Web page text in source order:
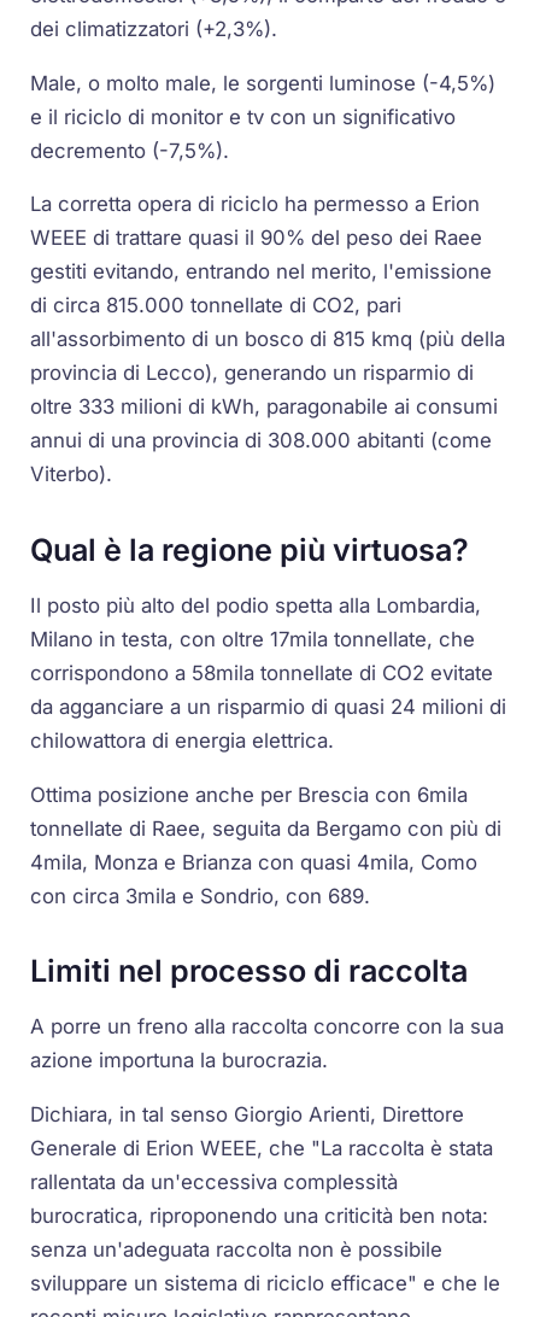
dei climatizzatori (+2,3%).
Male, o molto male, le sorgenti luminose (-4,5%)
e il riciclo di monitor e tv con un significativo
decremento (-7,5%).
La corretta opera di riciclo ha permesso a Erion
WEEE di trattare quasi il 90% del peso dei Raee
gestiti evitando, entrando nel merito, l'emissione
di circa 815.000 tonnellate di CO2, pari
all'assorbimento di un bosco di 815 kmq (più della
provincia di Lecco), generando un risparmio di
oltre 333 milioni di kWh, paragonabile ai consumi
annui di una provincia di 308.000 abitanti (come
Viterbo).
Qual è la regione più virtuosa?
Il posto più alto del podio spetta alla Lombardia,
Milano in testa, con oltre 17mila tonnellate, che
corrispondono a 58mila tonnellate di CO2 evitate
da agganciare a un risparmio di quasi 24 milioni di
chilowattora di energia elettrica.
Ottima posizione anche per Brescia con 6mila
tonnellate di Raee, seguita da Bergamo con più di
4mila, Monza e Brianza con quasi 4mila, Como
con circa 3mila e Sondrio, con 689.
Limiti nel processo di raccolta
A porre un freno alla raccolta concorre con la sua
azione importuna la burocrazia.
Dichiara, in tal senso Giorgio Arienti, Direttore
Generale di Erion WEEE, che "La raccolta è stata
rallentata da un'eccessiva complessità
burocratica, riproponendo una criticità ben nota:
senza un'adeguata raccolta non è possibile
sviluppare un sistema di riciclo efficace" e che le